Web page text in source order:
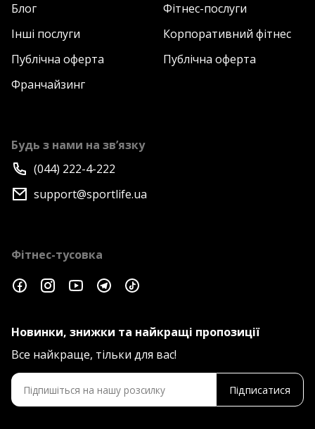
Блог
Фітнес-послуги
Інші послуги
Корпоративний фітнес
Публічна оферта
Публічна оферта
Франчайзинг
Будь з нами на зв’язку
(044) 222-4-222
support@sportlife.ua
Фітнес-тусовка
Новинки, знижки та найкращі пропозиції
Все найкраще, тільки для вас!
Підписатися